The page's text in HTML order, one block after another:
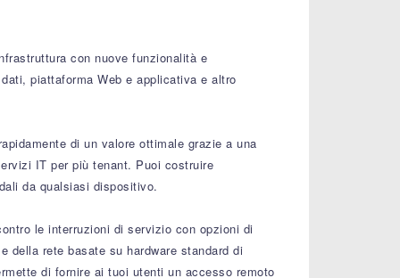
con nuove funzionalità e
piattaforma Web e applicativa e altro
di un valore ottimale grazie a una
IT per più tenant. Puoi costruire
da qualsiasi dispositivo.
le interruzioni di servizio con opzioni di
della rete basate su hardware standard di
di fornire ai tuoi utenti un accesso remoto